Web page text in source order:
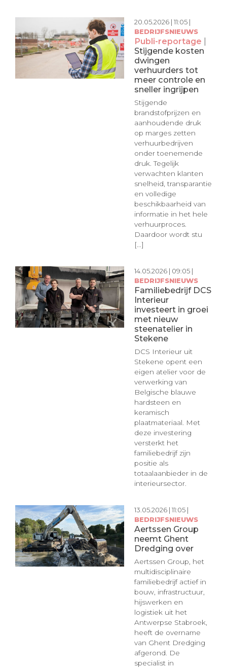
20.05.2026 | 11:05 |
BEDRIJFSNIEUWS
Publi-reportage |
Stijgende kosten
dwingen
verhuurders tot
meer controle en
sneller ingrijpen
Stijgende
brandstofprijzen en
aanhoudende druk
op marges zetten
verhuurbedrijven
onder toenemende
druk. Tegelijk
verwachten klanten
snelheid, transparantie
en volledige
beschikbaarheid van
informatie in het hele
verhuurproces.
Daardoor wordt stu
[...]
14.05.2026 | 09:05 |
BEDRIJFSNIEUWS
Familiebedrijf DCS
Interieur
investeert in groei
met nieuw
steenatelier in
Stekene
DCS Interieur uit
Stekene opent een
eigen atelier voor de
verwerking van
Belgische blauwe
hardsteen en
keramisch
plaatmateriaal. Met
deze investering
versterkt het
familiebedrijf zijn
positie als
totaalaanbieder in de
interieursector.
13.05.2026 | 11:05 |
BEDRIJFSNIEUWS
Aertssen Group
neemt Ghent
Dredging over
Aertssen Group, het
multidisciplinaire
familiebedrijf actief in
bouw, infrastructuur,
hijswerken en
logistiek uit het
Antwerpse Stabroek,
heeft de overname
van Ghent Dredging
afgerond. De
specialist in